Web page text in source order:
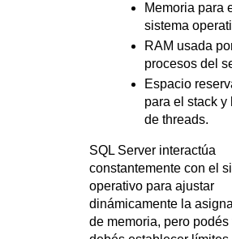
Memoria para
sistema
RAM usada
procesos del
Espacio
para el stack y
de threads.
SQL Server interactúa
constantemente con el
operativo para ajustar
dinámicamente la
de memoria, pero podés